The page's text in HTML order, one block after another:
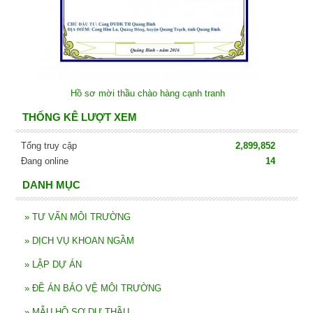
Hồ sơ mời thầu chào hàng cạnh tranh
THỐNG KÊ LƯỢT XEM
Tổng truy cập
2,899,852
Đang online
14
DANH MỤC
» TƯ VẤN MÔI TRƯỜNG
» DỊCH VỤ KHOAN NGẦM
» LẬP DỰ ÁN
» ĐỀ ÁN BẢO VỆ MÔI TRƯỜNG